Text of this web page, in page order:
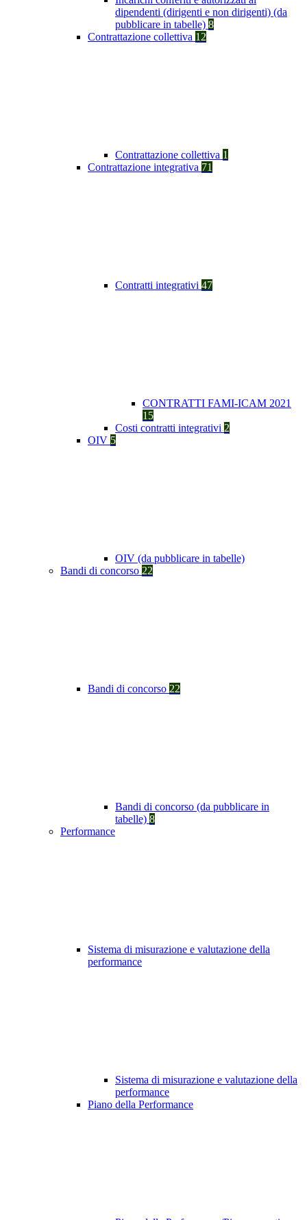
dipendenti (dirigenti e non dirigenti) (da
pubblicare in tabelle) 8
Contrattazione collettiva 12
Contrattazione collettiva 1
Contrattazione integrativa 71
Contratti integrativi 47
CONTRATTI FAMI-ICAM 2021
15
Costi contratti integrativi 2
OIV 5
OIV (da pubblicare in tabelle)
Bandi di concorso 22
Bandi di concorso 22
Bandi di concorso (da pubblicare in
tabelle) 8
Performance
Sistema di misurazione e valutazione della
performance
Sistema di misurazione e valutazione della
performance
Piano della Performance